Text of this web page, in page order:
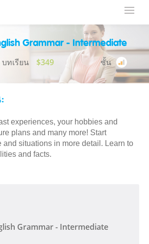
Grammar - Intermediate
บทเรียน $349 ชั้น
experiences, your hobbies and
plans and many more! Start
situations in more detail. Learn to
and facts.
Grammar - Intermediate